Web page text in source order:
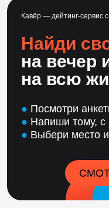
Кавёр — дейтинг-
Найди
на вечер
на всю
● Посмотри
● Напиши тому, с
● Выбери место